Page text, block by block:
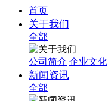
首页
关于我们
全部
公司简介 企业文化
新闻资讯
全部